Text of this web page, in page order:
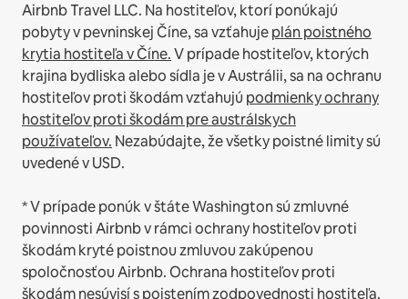
Airbnb Travel LLC. Na hostiteľov, ktorí ponúkajú
pobyty v pevninskej Číne, sa vzťahujeplán poistného
krytia hostiteľa v Číne.V prípade hostiteľov, ktorých
krajina bydliska alebo sídla je v Austrálii, sa na ochranu
hostiteľov proti škodám vzťahujú podmienky ochrany
hostiteľov proti škodám pre austrálskych
používateľov. Nezabúdajte, že všetky poistné limity sú
uvedené v USD.
* V prípade ponúk v štáte Washington sú zmluvné
povinnosti Airbnb v rámci ochrany hostiteľov proti
škodám kryté poistnou zmluvou zakúpenou
spoločnosťou Airbnb. Ochrana hostiteľov proti
škodám nesúvisí s poistením zodpovednosti hostiteľa.